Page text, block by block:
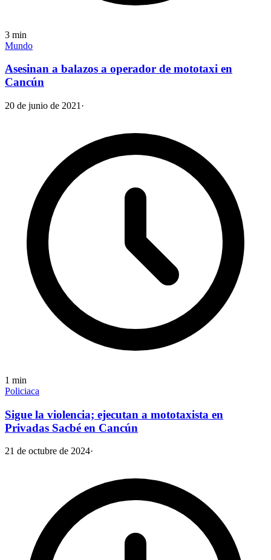
3 min
Mundo
Asesinan a balazos a operador de mototaxi en
Cancún
20 de junio de 2021 ·
1 min
Policiaca
Sigue la violencia; ejecutan a mototaxista en
Privadas Sacbé en Cancún
21 de octubre de 2024·